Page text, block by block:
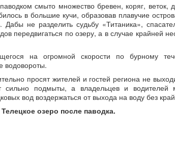
смыто множество бревен, коряг, веток,
в большие кучи, образовав плавучие
Дабы не разделить судьбу «Титаника»,
передвигаться по озеру, а в случае крайней
на огромной скорости по бурному
просят жителей и гостей региона не
сильно подмыты, а владельцев и
вод воздержаться от выхода на воду без
озеро после паводка.